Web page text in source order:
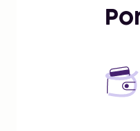
Selfridges - 0,5
Grosvenor
Regent Street -
Regent's Park -
Kensington
Oxford Circus -